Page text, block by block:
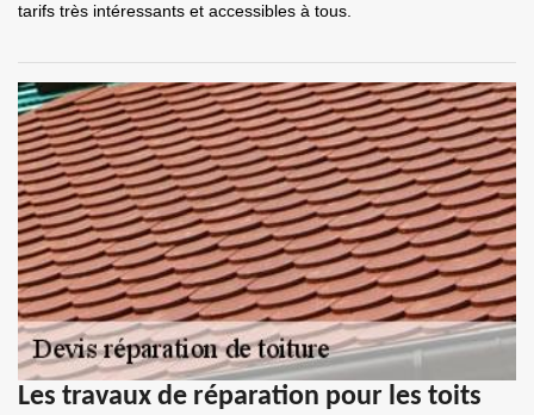
tarifs très intéressants et accessibles à tous.
Les travaux de réparation pour les toits